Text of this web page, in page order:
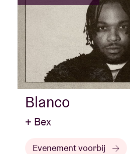
Blanco
+ Bex
Evenement voorbij